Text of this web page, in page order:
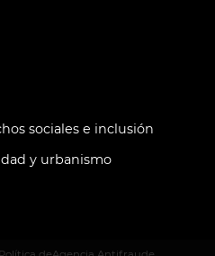
sociales e inclusión
y urbanismo